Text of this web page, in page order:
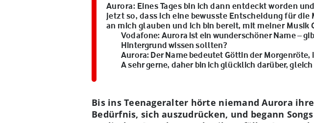
Aurora: Eines Tages bin ich dann entdeckt worden
jetzt so, dass ich eine bewusste Entscheidung für
an mich glauben und ich bin bereit, mit meiner Musik
Vodafone: Aurora ist ein wunderschöner Name –
Hintergrund wissen sollten?
Aurora: Der Name bedeutet Göttin der Morgenröte,
A sehr gerne, daher bin ich glücklich darüber,
Bis ins Teenageralter hörte niemand Aurora
Bedürfnis, sich auszudrücken, und begann